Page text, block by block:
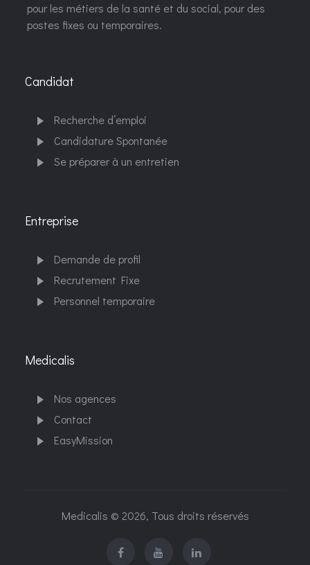
pour les métiers de la santé et du social, pour des
postes fixes ou temporaires.
Candidat
Recherche d’emploi
Candidature Spontanée
Se préparer à un entretien
Entreprise
Demande de profil
Recrutement Fixe
Personnel temporaire
Medicalis
Nos agences
Contact
EasyMission
Medicalis © 2026, Tous droits réservés